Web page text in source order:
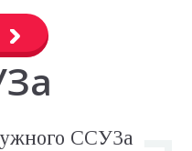
ССУЗа